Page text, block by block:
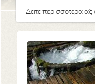
Δείτε περισσότερα